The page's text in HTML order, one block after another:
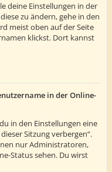
deine Einstellungen in der
zu ändern, gehe in den
meist oben auf der Seite
klickst. Dort kannst
in der Online-
in den Einstellungen eine
Sitzung verbergen“.
nur Administratoren,
Status sehen. Du wirst